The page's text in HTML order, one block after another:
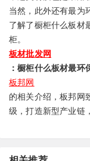
当然，此外还有最为
了解了橱柜什么板材
柜。
板材批发网
：橱柜什么板材最环
板邦网
的相关介绍，板邦网
级，打造新型产业链